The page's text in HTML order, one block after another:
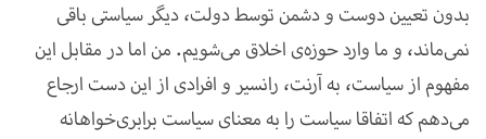
بدون تعیین دوست و دشمن توسط دولت، دیگر سیاستی باقی
نمی‌ماند، و ما وارد حوزه‌ی اخلاق می‌شویم. من اما در مقابل این
مفهوم از سیاست، به آرنت، رانسیر و افرادی از این دست ارجاع
می‌دهم که اتفاقا سیاست را به معنای سیاست برابری‌خواهانه